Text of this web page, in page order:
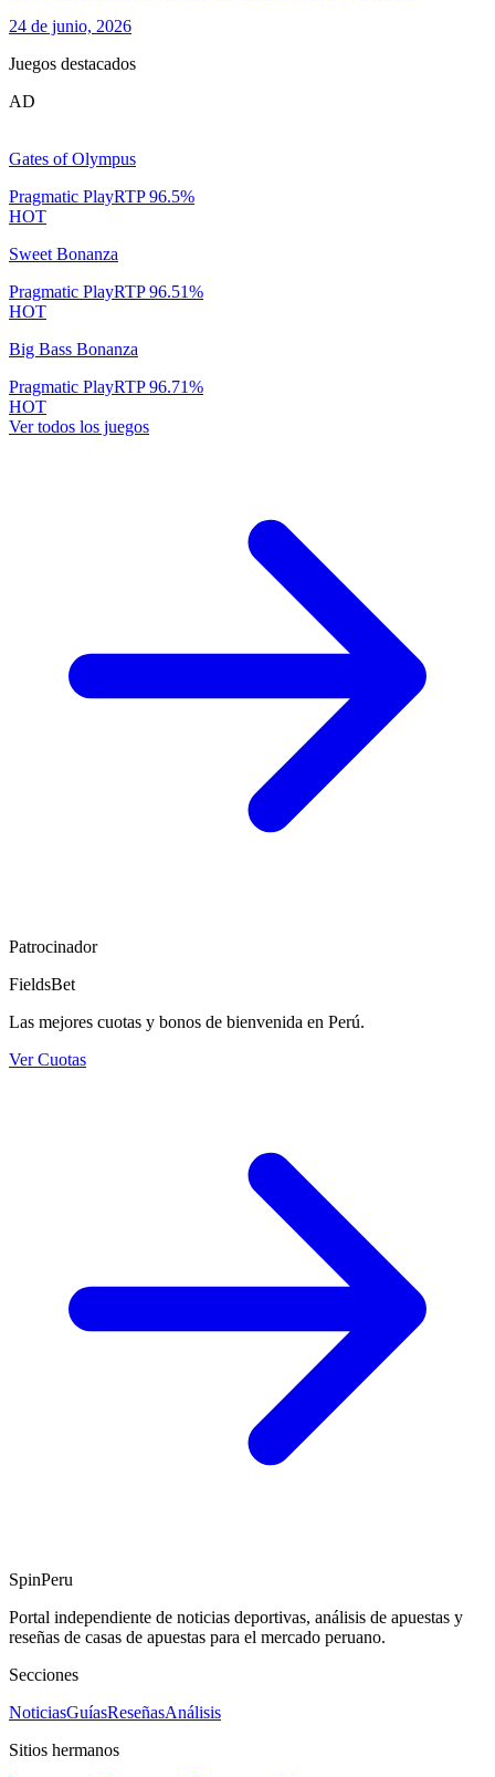
24 de junio, 2026
Juegos destacados
AD
Gates of Olympus
Pragmatic PlayRTP96.5%
HOT
Sweet Bonanza
Pragmatic PlayRTP96.51%
HOT
Big Bass Bonanza
Pragmatic PlayRTP96.71%
HOT
Ver todos los juegos
Patrocinador
FieldsBet
Las mejores cuotas y bonos de bienvenida en Perú.
Ver Cuotas
SpinPeru
Portal independiente de noticias deportivas, análisis de apuestas y
reseñas de casas de apuestas para el mercado peruano.
Secciones
NoticiasGuíasReseñasAnálisis
Sitios hermanos